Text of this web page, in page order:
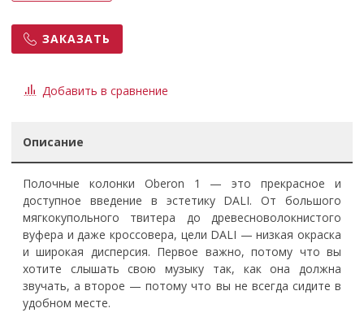
ЗАКАЗАТЬ
Добавить в сравнение
Описание
Полочные колонки Oberon 1 — это прекрасное и
доступное введение в эстетику DALI. От большого
мягкокупольного твитера до древесноволокнистого
вуфера и даже кроссовера, цели DALI — низкая окраска
и широкая дисперсия. Первое важно, потому что вы
хотите слышать свою музыку так, как она должна
звучать, а второе — потому что вы не всегда сидите в
удобном месте.